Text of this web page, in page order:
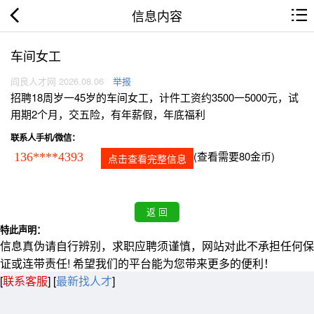
信息内容
车间女工
阎良人才网 2026.08.06 举报
招聘18周岁一45岁的车间女工，计件工资约3500一5000元，试
用期2个月，交五险，有年薪假，年底福利
联系人手机/微信：
136****4393 点击查看完整信息 (查看需要80金币)
特此声明：
信息真伪请自行辨别，求职应聘须谨慎，网站对此不承担任何保
证或连带责任! 希望我们的平台能为您带来更多的便利！
[联系客服] [最新找人才]